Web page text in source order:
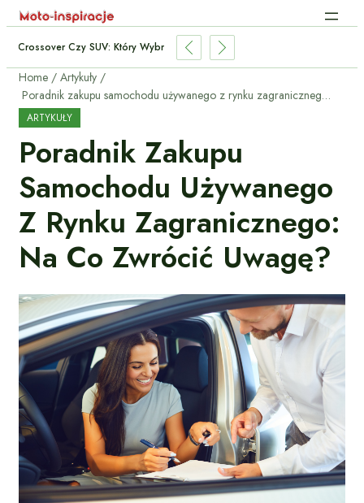
Crossover Czy SUV: Który Wybrać Do Miasta I Trasy?
Home
Artykuły
Poradnik zakupu samochodu używanego z rynku zagranicznego: na co zwrócić uwagę?
ARTYKUŁY
Poradnik Zakupu
Samochodu Używanego
Z Rynku Zagranicznego:
Na Co Zwrócić Uwagę?